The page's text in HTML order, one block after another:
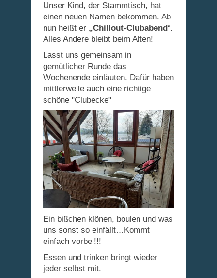
Unser Kind, der Stammtisch, hat
einen neuen Namen bekommen. Ab
nun heißt er „Chillout-Clubabend“.
Alles Andere bleibt beim Alten!
Lasst uns gemeinsam in
gemütlicher Runde das
Wochenende einläuten. Dafür haben
mittlerweile auch eine richtige
schöne "Clubecke"
Ein bißchen klönen, boulen und was
uns sonst so einfällt…Kommt
einfach vorbei!!!
Essen und trinken bringt wieder
jeder selbst mit.